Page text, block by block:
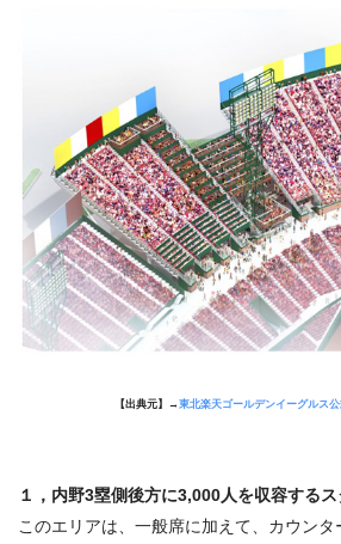
【出典元】→ 東北楽天ゴールデンイーグルス
１，内野3塁側後方に3,000人を収容するス
このエリアは、一般席に加えて、カウン